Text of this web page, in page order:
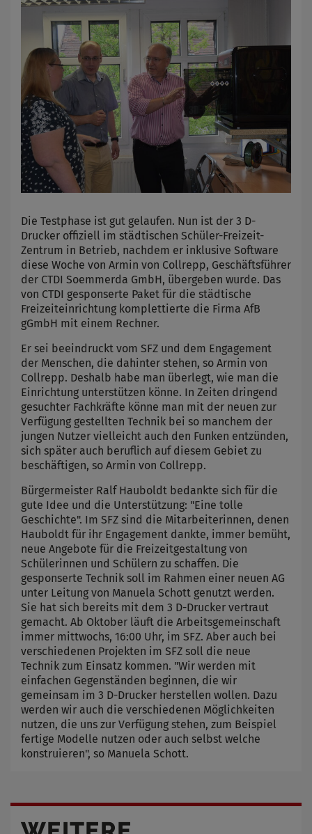
Die Testphase ist gut gelaufen. Nun ist der 3 D-
Drucker offiziell im städtischen Schüler-Freizeit-
Zentrum in Betrieb, nachdem er inklusive Software
diese Woche von Armin von Collrepp, Geschäftsführer
der CTDI Soemmerda GmbH, übergeben wurde. Das
von CTDI gesponserte Paket für die städtische
Freizeiteinrichtung komplettierte die Firma AfB
gGmbH mit einem Rechner.
Er sei beeindruckt vom SFZ und dem Engagement
der Menschen, die dahinter stehen, so Armin von
Collrepp. Deshalb habe man überlegt, wie man die
Einrichtung unterstützen könne. In Zeiten dringend
gesuchter Fachkräfte könne man mit der neuen zur
Verfügung gestellten Technik bei so manchem der
jungen Nutzer vielleicht auch den Funken entzünden,
sich später auch beruflich auf diesem Gebiet zu
beschäftigen, so Armin von Collrepp.
Bürgermeister Ralf Hauboldt bedankte sich für die
gute Idee und die Unterstützung: "Eine tolle
Geschichte". Im SFZ sind die Mitarbeiterinnen, denen
Hauboldt für ihr Engagement dankte, immer bemüht,
neue Angebote für die Freizeitgestaltung von
Schülerinnen und Schülern zu schaffen. Die
gesponserte Technik soll im Rahmen einer neuen AG
unter Leitung von Manuela Schott genutzt werden.
Sie hat sich bereits mit dem 3 D-Drucker vertraut
gemacht. Ab Oktober läuft die Arbeitsgemeinschaft
immer mittwochs, 16:00 Uhr, im SFZ. Aber auch bei
verschiedenen Projekten im SFZ soll die neue
Technik zum Einsatz kommen. "Wir werden mit
einfachen Gegenständen beginnen, die wir
gemeinsam im 3 D-Drucker herstellen wollen. Dazu
werden wir auch die verschiedenen Möglichkeiten
nutzen, die uns zur Verfügung stehen, zum Beispiel
fertige Modelle nutzen oder auch selbst welche
konstruieren", so Manuela Schott.